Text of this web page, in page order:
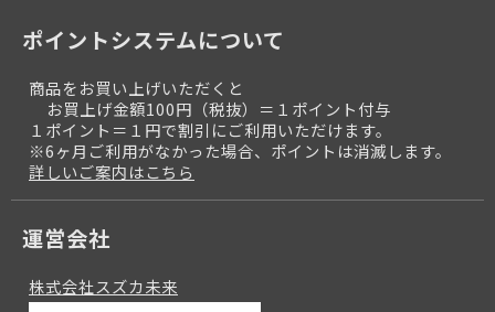
ポイントシステムについて
商品をお買い上げいただくと
お買上げ金額100円（税抜）＝１ポイント付与
１ポイント＝１円で割引にご利用いただけます。
※6ヶ月ご利用がなかった場合、ポイントは消滅します。
詳しいご案内はこちら
運営会社
株式会社スズカ未来